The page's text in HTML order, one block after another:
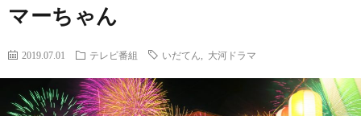
ー
タ
ビ
康
時
マーちゃん
2019.07.01 テレビ番組 いだてん 大河ドラマ